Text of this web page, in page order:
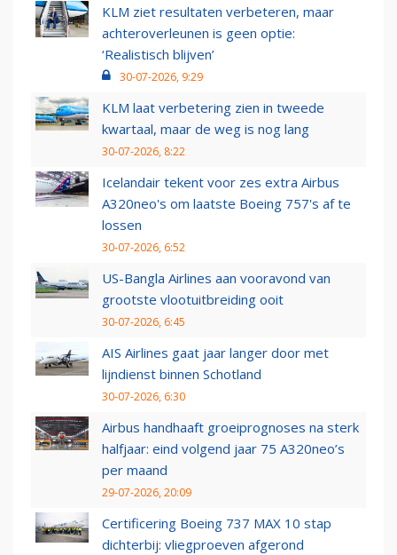
KLM ziet resultaten verbeteren, maar
achteroverleunen is geen optie:
‘Realistisch blijven’
30-07-2026, 9:29
KLM laat verbetering zien in tweede
kwartaal, maar de weg is nog lang
30-07-2026, 8:22
Icelandair tekent voor zes extra Airbus
A320neo's om laatste Boeing 757's af te
lossen
30-07-2026, 6:52
US-Bangla Airlines aan vooravond van
grootste vlootuitbreiding ooit
30-07-2026, 6:45
AIS Airlines gaat jaar langer door met
lijndienst binnen Schotland
30-07-2026, 6:30
Airbus handhaaft groeiprognoses na sterk
halfjaar: eind volgend jaar 75 A320neo’s
per maand
29-07-2026, 20:09
Certificering Boeing 737 MAX 10 stap
dichterbij: vliegproeven afgerond